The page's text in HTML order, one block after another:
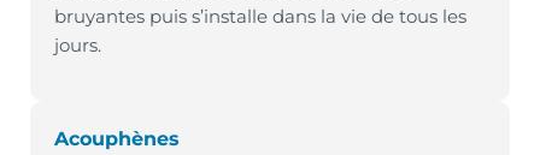
bruyantes puis s’installe dans la vie de tous les
jours.
Acouphènes